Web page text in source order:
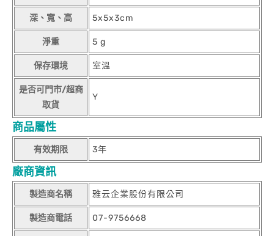
深、寬、高 5x5x3cm
淨重 5 g
保存環境 室溫
是否可門市/超商
取貨
Y
商品屬性
有效期限 3年
廠商資訊
製造商名稱 雅云企業股份有限公司
製造商電話 07-9756668